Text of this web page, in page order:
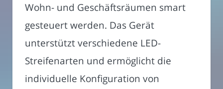
Wohn- und Geschäftsräumen smart
gesteuert werden. Das Gerät
unterstützt verschiedene LED-
Streifenarten und ermöglicht die
individuelle Konfiguration von